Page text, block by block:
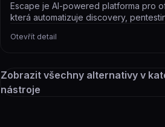
Escape je AI-powered platforma pro
která automatizuje discovery,
Otevřít detail
Zobrazit všechny alternativy v
nástroje